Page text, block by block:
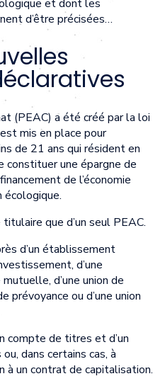
et dont les
d’être précisées…
(PEAC) a été créé par la loi
mis en place pour
de 21 ans qui résident en
constituer une épargne de
de l’économie
que d’un seul PEAC.
d’un établissement
d’une
mutuelle, d’une union de
prévoyance ou d’une union
compte de titres et d’un
dans certains cas, à
à un contrat de capitalisation.